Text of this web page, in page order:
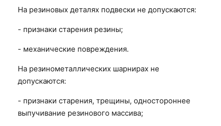
На резиновых деталях подвески не допускаются:
- признаки старения резины;
- механические повреждения.
На резинометаллических шарнирах не
допускаются:
- признаки старения, трещины, одностороннее
выпучивание резинового массива;